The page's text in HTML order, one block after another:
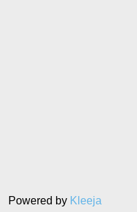
Powered by Kleeja